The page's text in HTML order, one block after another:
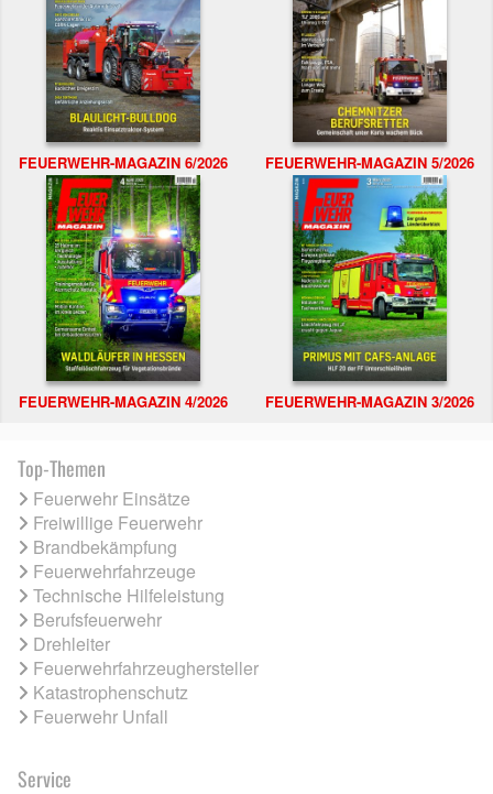
FEUERWEHR-MAGAZIN 6/2026 FEUERWEHR-MAGAZIN 5/2026
FEUERWEHR-MAGAZIN 4/2026 FEUERWEHR-MAGAZIN 3/2026
Top-Themen
Feuerwehr Einsätze
Freiwillige Feuerwehr
Brandbekämpfung
Feuerwehrfahrzeuge
Technische Hilfeleistung
Berufsfeuerwehr
Drehleiter
Feuerwehrfahrzeughersteller
Katastrophenschutz
Feuerwehr Unfall
Service